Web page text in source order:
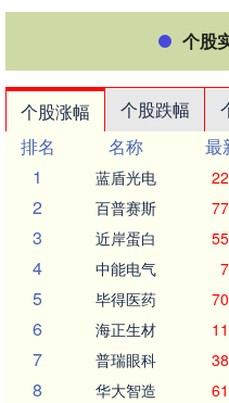
个股
个股涨幅 个股跌幅
排名
名称 最
1
蓝盾光电
2 百普赛斯
3 近岸蛋白
4 中能电气
5 毕得医药
6 海正生材
7 普瑞眼科
8 华大智造